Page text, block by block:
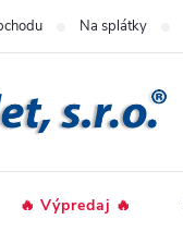
Na splátky
🔥 Výpredaj 🔥